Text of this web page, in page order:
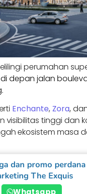
perumahan
di depan jalan
Enchante, Zora,
visibilitas tinggi dan
ekosistem masa
dan promo
The Exquis
Whatsapp